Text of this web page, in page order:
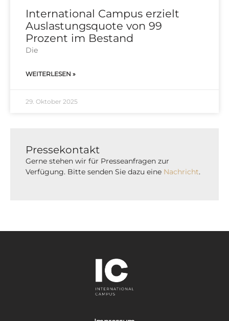
International Campus erzielt
Auslastungsquote von 99
Prozent im Bestand
Die
WEITERLESEN »
29. Oktober 2025
Pressekontakt
Gerne stehen wir für Presseanfragen zur
Verfügung. Bitte senden Sie dazu eine Nachricht.